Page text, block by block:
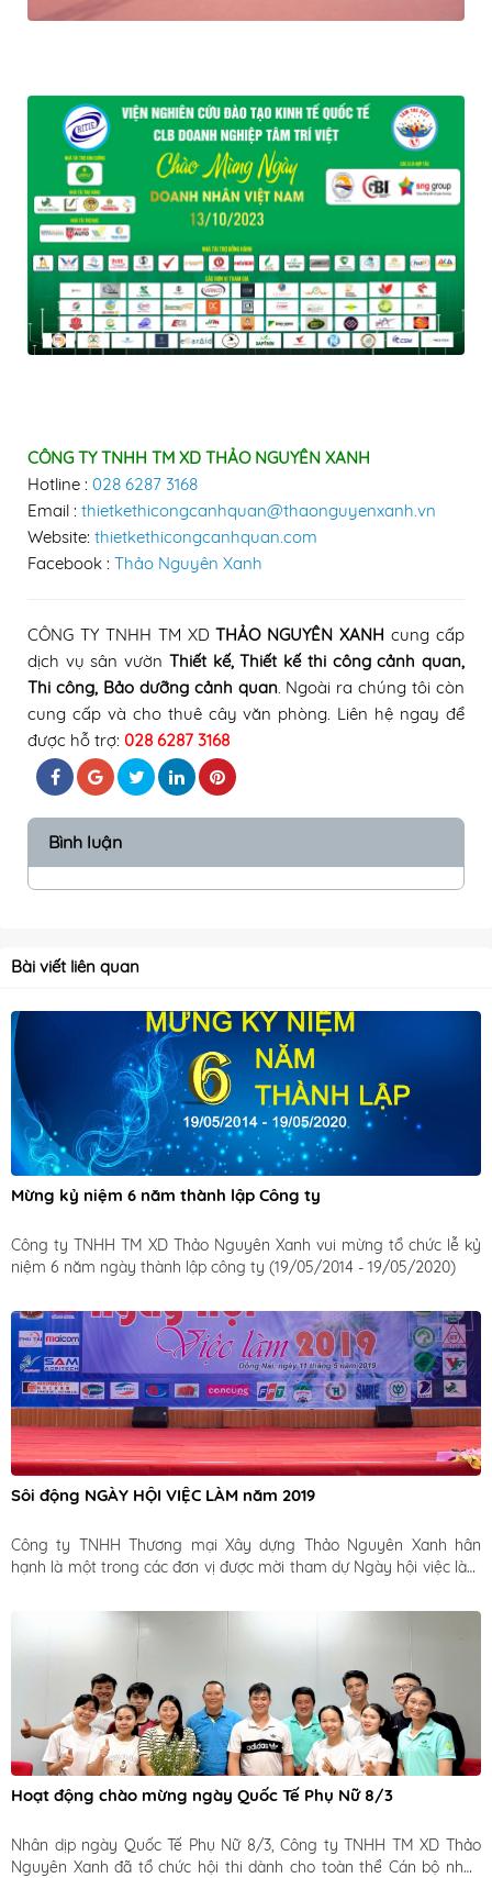
CÔNG TY TNHH TM XD THẢO NGUYÊN XANH
Hotline : 028 6287 3168
Email : thietkethicongcanhquan@thaonguyenxanh.vn
Website: thietkethicongcanhquan.com
Facebook : Thảo Nguyên Xanh
CÔNG TY TNHH TM XDTHẢO NGUYÊN XANH cung cấp
dịch vụ sân vườn Thiết kế, Thiết kế thi công cảnh quan,
Thi công, Bảo dưỡng cảnh quan. Ngoài ra chúng tôi còn
cung cấp và cho thuê cây văn phòng. Liên hệ ngay để
được hỗ trợ: 028 6287 3168
Bình luận
Bài viết liên quan
Mừng kỷ niệm 6 năm thành lập Công ty
Công ty TNHH TM XD Thảo Nguyên Xanh vui mừng tổ chức lễ kỷ
niệm 6 năm ngày thành lập công ty (19/05/2014 - 19/05/2020)
Sôi động NGÀY HỘI VIỆC LÀM năm 2019
Công ty TNHH Thương mại Xây dựng Thảo Nguyên Xanh hân
hạnh là một trong các đơn vị được mời tham dự Ngày hội việc làm
Hoạt động chào mừng ngày Quốc Tế Phụ Nữ 8/3
Nhân dịp ngày Quốc Tế Phụ Nữ 8/3, Công ty TNHH TM XD Thảo
Nguyên Xanh đã tổ chức hội thi dành cho toàn thể Cán bộ nhân